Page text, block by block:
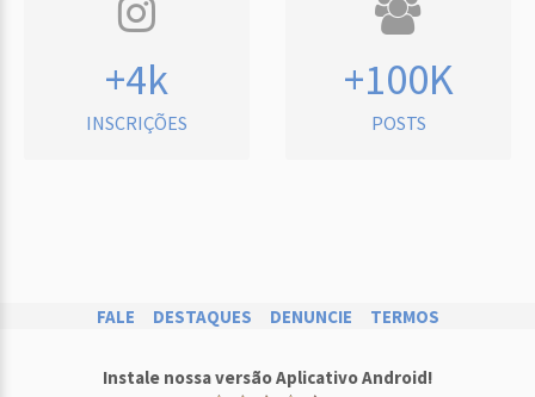
+4k
INSCRIÇÕES
+100K
POSTS
FALE DESTAQUES DENUNCIE TERMOS
Instale nossa versão Aplicativo Android!